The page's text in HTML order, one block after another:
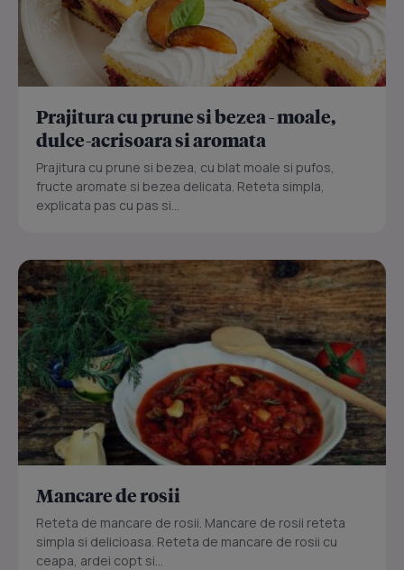
Prajitura cu prune si bezea - moale,
dulce-acrisoara si aromata
Prajitura cu prune si bezea, cu blat moale si pufos,
fructe aromate si bezea delicata. Reteta simpla,
explicata pas cu pas si...
Mancare de rosii
Reteta de mancare de rosii. Mancare de rosii reteta
simpla si delicioasa. Reteta de mancare de rosii cu
ceapa, ardei copt si...